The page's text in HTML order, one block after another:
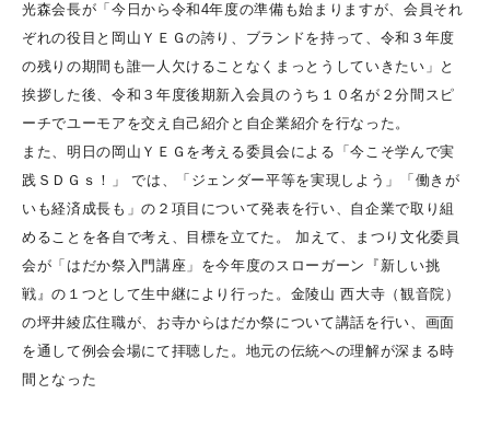
光森会長が「今日から令和4年度の準備も始まりますが、会員それ
ぞれの役目と岡山ＹＥＧの誇り、ブランドを持って、令和３年度
の残りの期間も誰一人欠けることなくまっとうしていきたい」と
挨拶した後、令和３年度後期新入会員のうち１０名が２分間スピ
ーチでユーモアを交え自己紹介と自企業紹介を行なった。
また、明日の岡山ＹＥＧを考える委員会による「今こそ学んで実
践ＳＤＧｓ！」 では、「ジェンダー平等を実現しよう」「働きが
いも経済成長も」の２項目について発表を行い、自企業で取り組
めることを各自で考え、目標を立てた。 加えて、まつり文化委員
会が「はだか祭入門講座」を今年度のスローガーン『新しい挑
戦』の１つとして生中継により行った。金陵山 西大寺（観音院）
の坪井綾広住職が、お寺からはだか祭について講話を行い、画面
を通して例会会場にて拝聴した。地元の伝統への理解が深まる時
間となった